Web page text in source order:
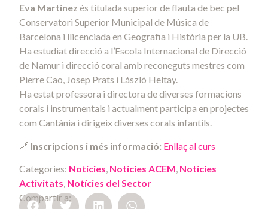
Eva Martínez és titulada superior de flauta de bec pel
Conservatori Superior Municipal de Música de
Barcelona i llicenciada en Geografia i Història per la UB.
Ha estudiat direcció a l’Escola Internacional de Direcció
de Namur i direcció coral amb reconeguts mestres com
Pierre Cao, Josep Prats i László Heltay.
Ha estat professora i directora de diverses formacions
corals i instrumentals i actualment participa en projectes
com Cantània i dirigeix diverses corals infantils.
🔗 Inscripcions i més informació: Enllaç al curs
Categories: Notícies, Notícies ACEM, Notícies
Activitats, Notícies del Sector
Compartir a: